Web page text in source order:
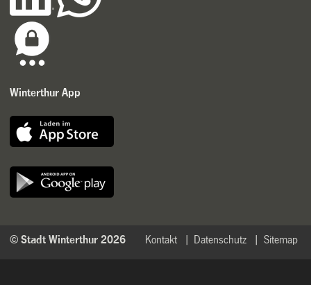
Winterthur App
Sitemap
Datenschutz
Kontakt
© Stadt Winterthur 2026